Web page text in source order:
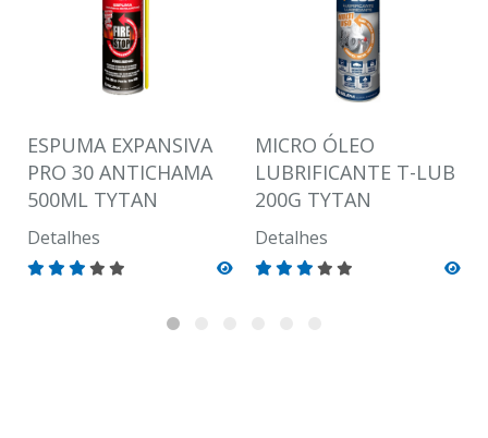
ESPUMA EXPANSIVA
PRO 30 ANTICHAMA
500ML TYTAN
Detalhes
MICRO ÓLEO
LUBRIFICANTE T-LUB
200G TYTAN
Detalhes